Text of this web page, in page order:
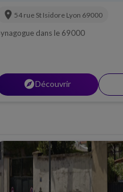
location_on 54 rue St Isidore Lyon 69000
dans le 69000
explorerDécouvrir